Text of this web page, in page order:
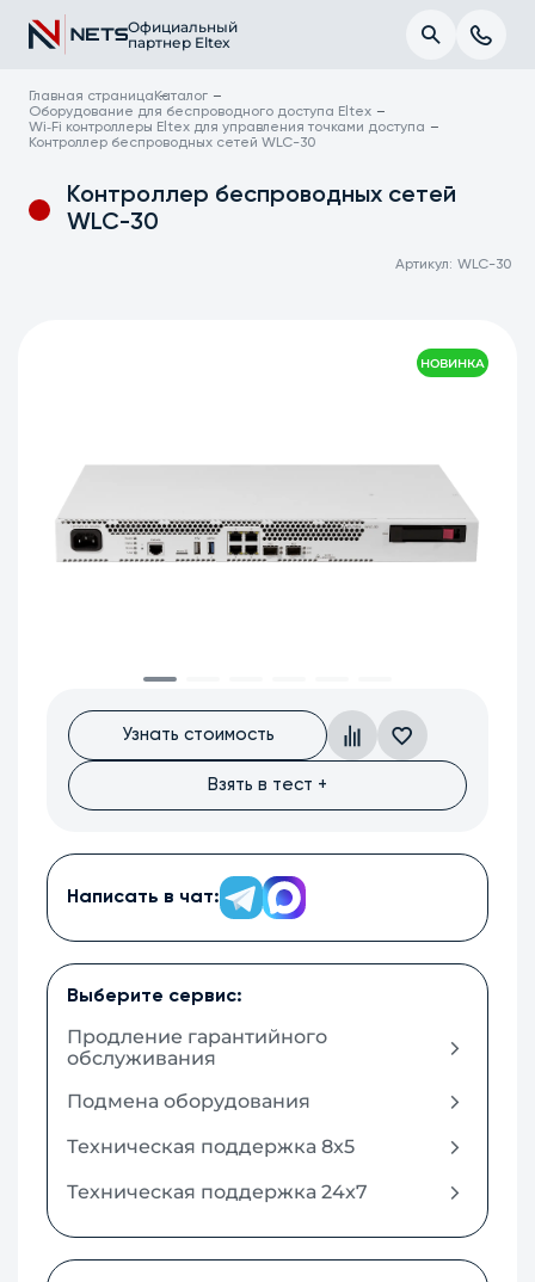
Официальный
партнер Eltex
Главная страница Каталог
Оборудование для беспроводного доступа Eltex
Wi‑Fi контроллеры Eltex для управления точками доступа
Контроллер беспроводных сетей WLC-30
Контроллер беспроводных сетей
WLC-30
Артикул: WLC-30
НОВИНКА
Узнать стоимость
Взять в тест +
Написать в чат:
Выберите сервис:
Продление гарантийного
обслуживания
Подмена оборудования
Техническая поддержка 8x5
Техническая поддержка 24x7